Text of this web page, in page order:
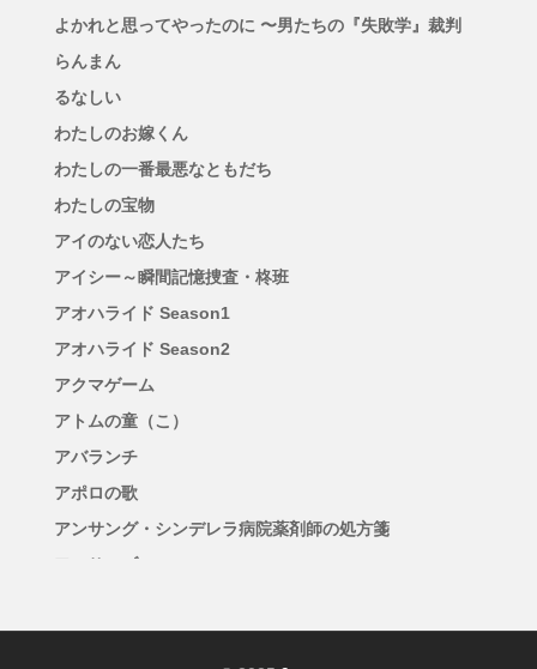
よかれと思ってやったのに 〜男たちの『失敗学』裁判
らんまん
るなしい
わたしのお嫁くん
わたしの一番最悪なともだち
わたしの宝物
アイのない恋人たち
アイシー～瞬間記憶捜査・柊班
アオハライド Season1
アオハライド Season2
アクマゲーム
アトムの童（こ）
アバランチ
アポロの歌
アンサング・シンデレラ病院薬剤師の処方箋
アンサンブル
アンメット ある脳外科医の日記